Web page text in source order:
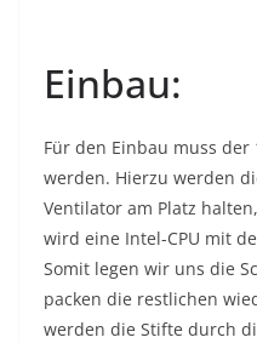
Einbau:
Für den Einbau muss
werden. Hierzu werden
Ventilator am Platz
wird eine Intel-CPU mit
Somit legen wir uns die
packen die restlichen
werden die Stifte durch